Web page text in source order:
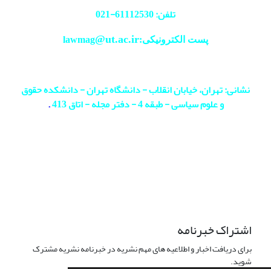
تلفن: 61112530-
021
پست الکترونیکی:lawmag@ut.ac.ir
نشانی: تهران، خیابان انقلاب - دانشگاه تهران - دانشکده حقوق
و علوم سیاسی - طبقه 4 - دفتر مجله - اتاق 413
.
اشتراک خبرنامه
برای دریافت اخبار و اطلاعیه های مهم نشریه در خبرنامه نشریه مشترک
شوید.